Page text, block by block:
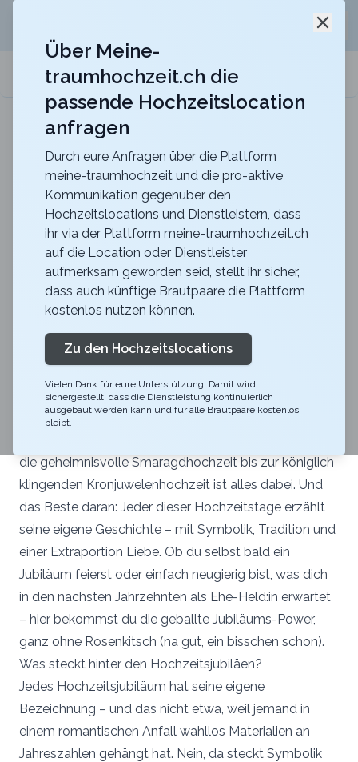
meine-traumhochzeit.ch
ART DECO HOTEL MONTANA
Für eure Hochzeit mit einmaligem Blick auf den
Hochzeitsjubiläen
Bedeutung Liste
Alle Hochzeitsjubiläen & ihre Bedeutung – mit Herz,
Hochzeitsjubiläensind wie Jahresringe eines
im Idealfall deutlich romantischer. Du glaubst gar
nicht, wie viele liebevoll-skurrile Bezeichnungen es für
die geheimnisvolle Smaragdhochzeit bis zur königlich
klingenden Kronjuwelenhochzeit ist alles dabei. Und
das Beste daran: Jeder dieser Hochzeitstage erzählt
seine eigene Geschichte – mit Symbolik, Tradition und
einer Extraportion Liebe. Ob du selbst bald ein
Jubiläum feierst oder einfach neugierig bist, was dich
in den nächsten Jahrzehnten als Ehe-Held:in erwartet
– hier bekommst du die geballte Jubiläums-Power,
ganz ohne Rosenkitsch (na gut, ein bisschen schon).
Was steckt hinter den Hochzeitsjubiläen?
Jedes Hochzeitsjubiläum hat seine eigene
Bezeichnung – und das nicht etwa, weil jemand in
einem romantischen Anfall wahllos Materialien an
Jahreszahlen gehängt hat. Nein, da steckt Symbolik
Über Meine-
traumhochzeit.ch die
passende Hochzeitslocation
anfragen
Durch eure Anfragen über die Plattform
meine-traumhochzeit und die pro-aktive
Kommunikation gegenüber den
Hochzeitslocations und Dienstleistern, dass
ihr via der Plattform meine-traumhochzeit.ch
auf die Location oder Dienstleister
aufmerksam geworden seid, stellt ihr sicher,
dass auch künftige Brautpaare die Plattform
kostenlos nutzen können.
Zu den Hochzeitslocations
Vielen Dank für eure Unterstützung! Damit wird
sichergestellt, dass die Dienstleistung kontinuierlich
ausgebaut werden kann und für alle Brautpaare kostenlos
bleibt.